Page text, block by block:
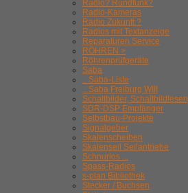
Radio? Rundfunk?
Radio-Kameras
Radio Zukunft ?
Radios mit Textanzeige
Reparaturen Service
RÖHREN >
Röhrenprüfgeräte
Saba
.. Saba-Liste
.. Saba Freiburg WIII
Schaltbilder, Schaltbildlesen
SDR-DSP Empfänger
Selbstbau-Projekte
Signalgeber
Skalenscheiben
Skalenseil Seilantriebe
Schnurlos ...
Spass-Radios
s-plan Bibliothek
Stecker / Buchsen